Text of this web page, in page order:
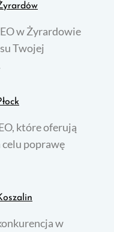
w Żyrardowie
Twojej
które oferują
celu poprawę
w